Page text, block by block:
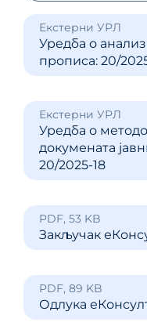
Екстерни УРЛ
Уредба о
прописа: 20/
Екстерни УРЛ
Уредба о
докумената
20/2025-18
PDF, 53 KB
Закључак
PDF, 89 KB
Одлука